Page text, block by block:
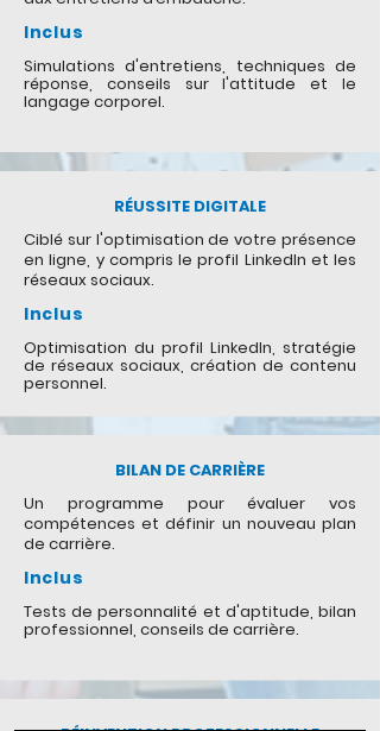
Inclus
Simulations d'entretiens, techniques de
réponse, conseils sur l'attitude et le
langage corporel.
RÉUSSITE DIGITALE
Ciblé sur l'optimisation de votre présence
en ligne, y compris le profil LinkedIn et les
réseaux sociaux.
Inclus
Optimisation du profil LinkedIn, stratégie
de réseaux sociaux, création de contenu
personnel.
BILAN DE CARRIÈRE
Un programme pour évaluer vos
compétences et définir un nouveau plan
de carrière.
Inclus
Tests de personnalité et d'aptitude, bilan
professionnel, conseils de carrière.